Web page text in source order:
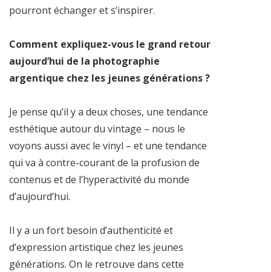
pourront échanger et s’inspirer.
Comment expliquez-vous le grand retour
aujourd’hui de la photographie
argentique chez les jeunes générations ?
Je pense qu’il y a deux choses, une tendance
esthétique autour du vintage – nous le
voyons aussi avec le vinyl – et une tendance
qui va à contre-courant de la profusion de
contenus et de l’hyperactivité du monde
d’aujourd’hui.
Il y a un fort besoin d’authenticité et
d’expression artistique chez les jeunes
générations. On le retrouve dans cette